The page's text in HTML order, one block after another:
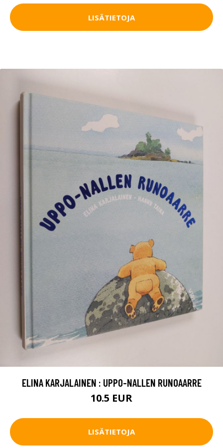
LISÄTIETOJA
ELINA KARJALAINEN : UPPO-NALLEN RUNOAARRE
10.5 EUR
LISÄTIETOJA